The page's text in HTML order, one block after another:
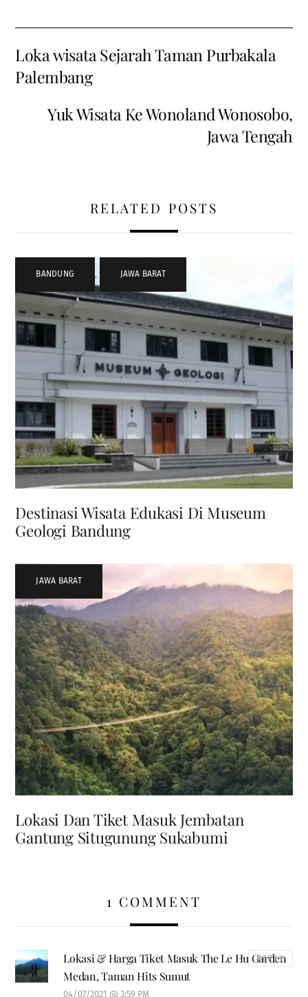
Loka wisata Sejarah Taman Purbakala
Palembang
Yuk Wisata Ke Wonoland Wonosobo,
Jawa Tengah
RELATED POSTS
BANDUNG , JAWA BARAT
Destinasi Wisata Edukasi Di Museum
Geologi Bandung
JAWA BARAT
Lokasi Dan Tiket Masuk Jembatan
Gantung Situgunung Sukabumi
1 COMMENT
Lokasi & Harga Tiket Masuk The Le Hu Garden
Medan, Taman Hits Sumut
04/07/2021 @ 3:59 PM
REPLY